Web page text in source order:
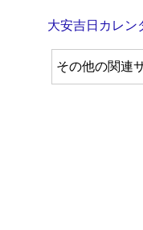
大安吉日カレン
その他の関連